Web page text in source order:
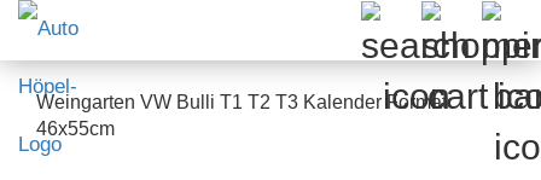
Weingarten VW Bulli T1 T2 T3 Kalender Format
46x55cm